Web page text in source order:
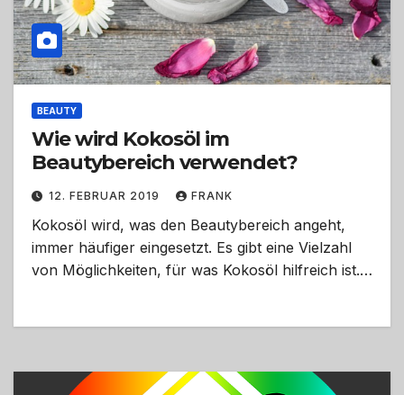
BEAUTY
Wie wird Kokosöl im
Beautybereich verwendet?
12. FEBRUAR 2019 FRANK
Kokosöl wird, was den Beautybereich angeht,
immer häufiger eingesetzt. Es gibt eine Vielzahl
von Möglichkeiten, für was Kokosöl hilfreich ist.…